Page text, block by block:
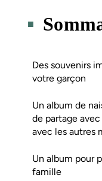
Des souvenirs
votre garçon
Un album de
de partage
avec les autres
Un album pour
famille